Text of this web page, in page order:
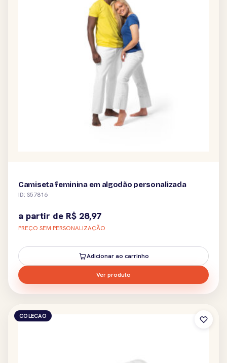
Camiseta feminina em algodão personalizada
ID: S57816
a partir de R$ 28,97
PREÇO SEM PERSONALIZAÇÃO
Adicionar ao carrinho
Ver produto
COLECAO